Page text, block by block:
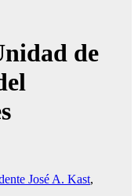
de
José A. Kast,